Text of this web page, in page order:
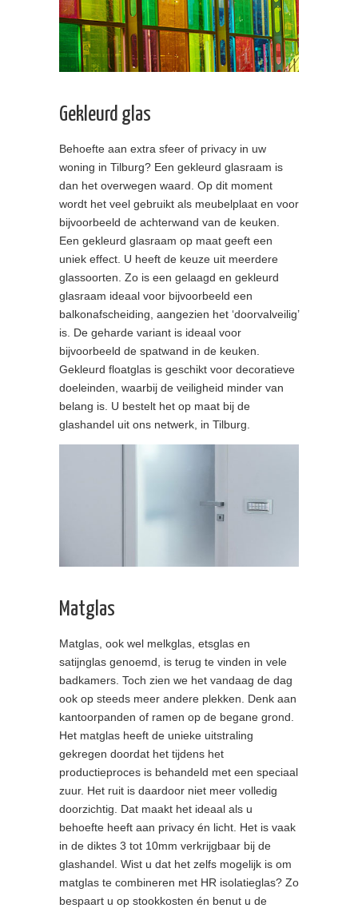
Gekleurd glas
Behoefte aan extra sfeer of privacy in uw
woning in Tilburg? Een gekleurd glasraam is
dan het overwegen waard. Op dit moment
wordt het veel gebruikt als meubelplaat en voor
bijvoorbeeld de achterwand van de keuken.
Een gekleurd glasraam op maat geeft een
uniek effect. U heeft de keuze uit meerdere
glassoorten. Zo is een gelaagd en gekleurd
glasraam ideaal voor bijvoorbeeld een
balkonafscheiding, aangezien het ‘doorvalveilig’
is. De geharde variant is ideaal voor
bijvoorbeeld de spatwand in de keuken.
Gekleurd floatglas is geschikt voor decoratieve
doeleinden, waarbij de veiligheid minder van
belang is. U bestelt het op maat bij de
glashandel uit ons netwerk, in Tilburg.
Matglas
Matglas, ook wel melkglas, etsglas en
satijnglas genoemd, is terug te vinden in vele
badkamers. Toch zien we het vandaag de dag
ook op steeds meer andere plekken. Denk aan
kantoorpanden of ramen op de begane grond.
Het matglas heeft de unieke uitstraling
gekregen doordat het tijdens het
productieproces is behandeld met een speciaal
zuur. Het ruit is daardoor niet meer volledig
doorzichtig. Dat maakt het ideaal als u
behoefte heeft aan privacy én licht. Het is vaak
in de diktes 3 tot 10mm verkrijgbaar bij de
glashandel. Wist u dat het zelfs mogelijk is om
matglas te combineren met HR isolatieglas? Zo
bespaart u op stookkosten én benut u de